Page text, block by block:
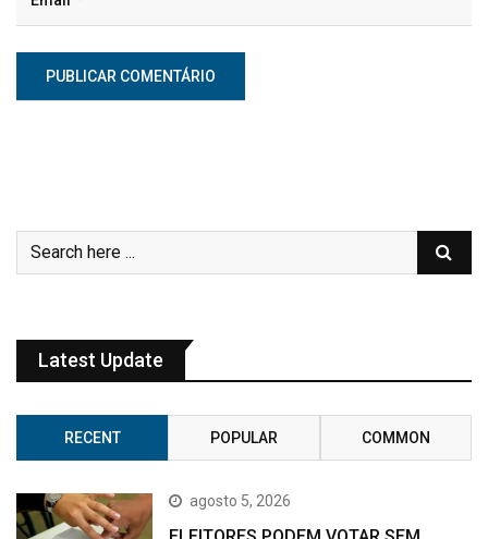
Latest Update
RECENT POPULAR COMMON
agosto 5, 2026